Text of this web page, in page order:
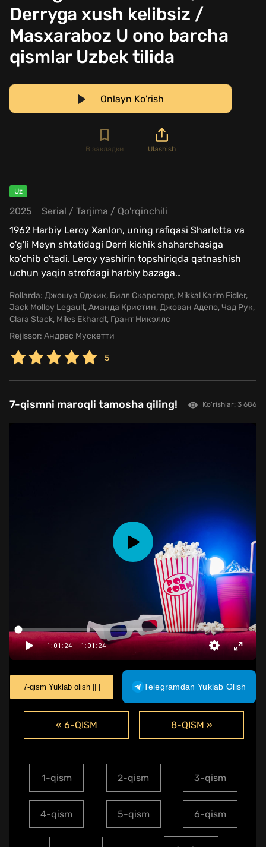
Derryga xush kelibsiz /
Masxaraboz U ono barcha
qismlar Uzbek tilida
Onlayn Ko'rish
В закладки Ulashish
Uz
2025 Serial / Tarjima / Qo'rqinchili
1962 Harbiy Leroy Xanlon, uning rafiqasi Sharlotta va
o'g'li Meyn shtatidagi Derri kichik shaharchasiga
ko'chib o'tadi. Leroy yashirin topshiriqda qatnashish
uchun yaqin atrofdagi harbiy bazaga…
Rollarda: Джошуа Оджик, Билл Скарсгард, Mikkal Karim Fidler,
Jack Molloy Legault, Аманда Кристин, Джован Адепо, Чад Рук,
Clara Stack, Miles Ekhardt, Грант Никэллс
Rejissor: Андрес Мускетти
5
7-qismni maroqli tamosha qiling! Ko'rishlar: 3 686
7-qism Yuklab olish || | Telegramdan Yuklab Olish
« 6-QISM 8-QISM »
1-qism 2-qism 3-qism
4-qism 5-qism 6-qism